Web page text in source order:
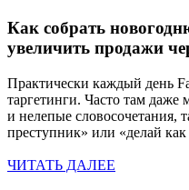
Как собрать
увеличить продажи
Практически каждый день
таргетинги. Часто там даже
и нелепые словосочетания,
преступник» или «делай
ЧИТАТЬ ДАЛЕЕ